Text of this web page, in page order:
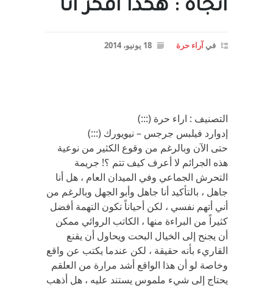
اتجاه : هكذا افكر انا
فيآراء حرة 18 يونيو، 2014
التصنيف : اراء حرة (:::)
إدوارد فيلبس جرجس – نيويورك (:::)
حتى الآن وبالرغم من وقوع الكثير من نوعية
هذه الجرائم لا أعرف كيف تتم ؟! جريمة
التحرش الجماعي وفي الميدان العام ، هل أنا
جاهل ، بالتأكيد أنا جاهل وأبو الجهل وبالرغم من
أني أتهم نفسي ، لكن أحياناً تكون التهمة أفضل
كثيراً من البراءة منها ، الكاتب الروائي ممكن
أن يجنح إلى الخيال البحت ويحاول أن يقنع
القاريء بأنه حقيقة ، لكن عندما يكتب عن واقع
وخاصة لو أن هذا الواقع أشد مرارة من العلقم
يحتاج إلى شيء ملموس يستند عليه ، هل أذهب